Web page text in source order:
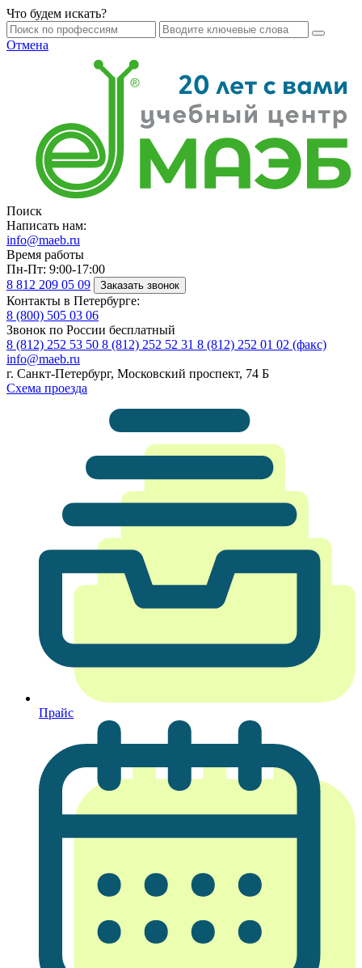
Что будем искать?
Отмена
Поиск
Написать нам:
info@maeb.ru
Время работы
Пн-Пт: 9:00-17:00
8 812 209 05 09 Заказать звонок
Контакты в Петербурге:
8 (800) 505 03 06
Звонок по России бесплатный
8 (812) 252 53 50 8 (812) 252 52 31 8 (812) 252 01 02 (факс)
info@maeb.ru
г. Санкт-Петербург, Московский проспект, 74 Б
Схема проезда
Прайс